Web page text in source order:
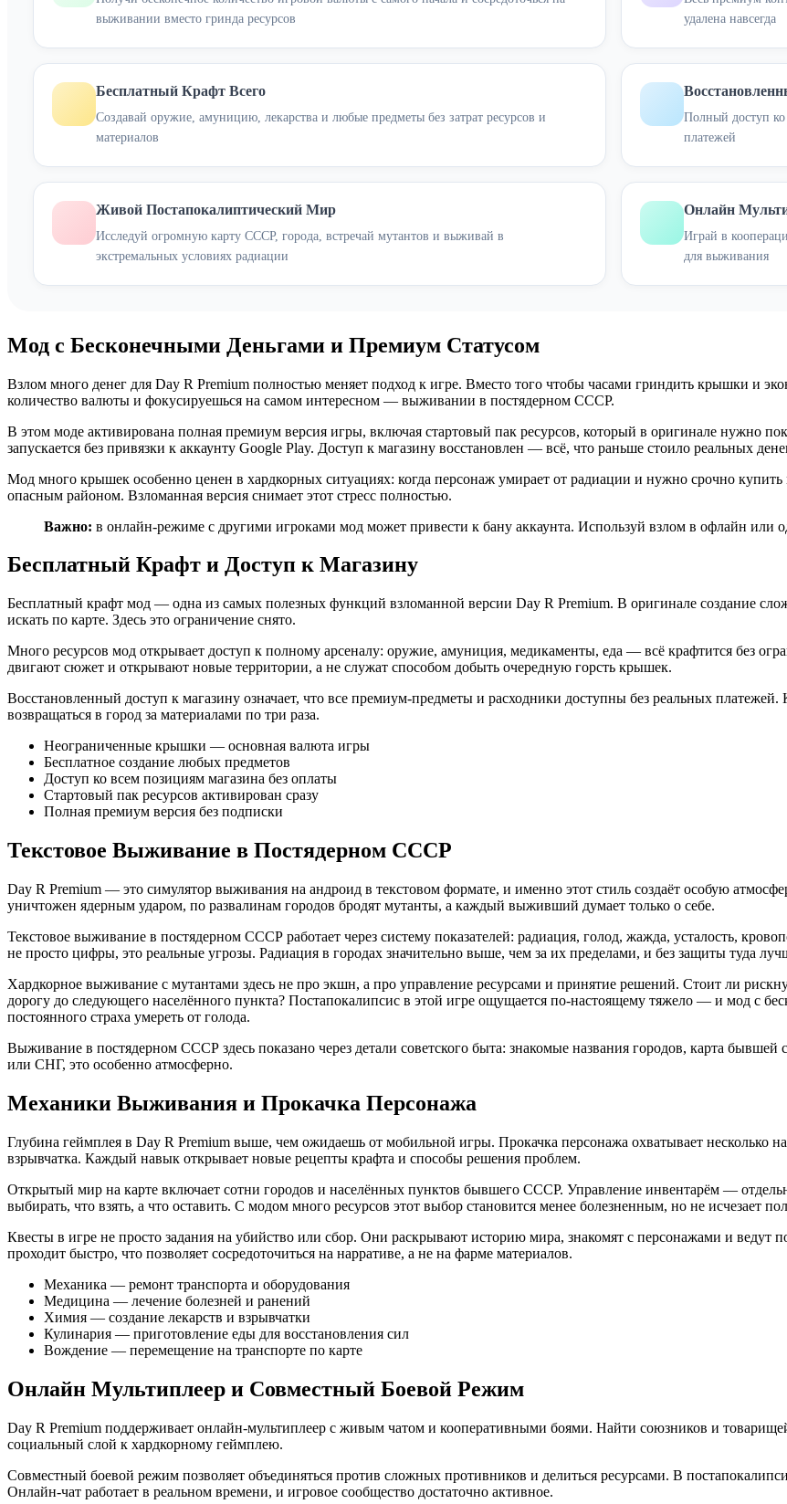
выживании вместо гринда ресурсов
удалена навсегда
Бесплатный Крафт Всего
Создавай оружие, амуницию, лекарства и любые предметы без затрат ресурсов и
материалов
Полный доступ ко
платежей
Живой Постапокалиптический Мир
Исследуй огромную карту СССР, города, встречай мутантов и выживай в
экстремальных условиях радиации
Онлайн
Играй в
для выживания
Мод с Бесконечными Деньгами и Премиум Статусом
Взлом много денег для Day R Premium полностью меняет подход к игре. Вместо того чтобы часами гриндить крышки и
количество валюты и фокусируешься на самом интересном — выживании в постядерном СССР.
В этом моде активирована полная премиум версия игры, включая стартовый пак ресурсов, который в оригинале нужно
запускается без привязки к аккаунту Google Play. Доступ к магазину восстановлен — всё, что раньше стоило реальных
Мод много крышек особенно ценен в хардкорных ситуациях: когда персонаж умирает от радиации и нужно срочно купить
опасным районом. Взломанная версия снимает этот стресс полностью.
Важно: в онлайн-режиме с другими игроками мод может привести к бану аккаунта. Используй взлом в офлайн или
Бесплатный Крафт и Доступ к Магазину
Бесплатный крафт мод — одна из самых полезных функций взломанной версии Day R Premium. В оригинале создание
искать по карте. Здесь это ограничение снято.
Много ресурсов мод открывает доступ к полному арсеналу: оружие, амуниция, медикаменты, еда — всё крафтится без
двигают сюжет и открывают новые территории, а не служат способом добыть очередную горсть крышек.
Восстановленный доступ к магазину означает, что все премиум-предметы и расходники доступны без реальных
возвращаться в город за материалами по три раза.
Неограниченные крышки — основная валюта игры
Бесплатное создание любых предметов
Доступ ко всем позициям магазина без оплаты
Стартовый пак ресурсов активирован сразу
Полная премиум версия без подписки
Текстовое Выживание в Постядерном СССР
Day R Premium — это симулятор выживания на андроид в текстовом формате, и именно этот стиль создаёт особую
уничтожен ядерным ударом, по развалинам городов бродят мутанты, а каждый выживший думает только о себе.
Текстовое выживание в постядерном СССР работает через систему показателей: радиация, голод, жажда, усталость,
не просто цифры, это реальные угрозы. Радиация в городах значительно выше, чем за их пределами, и без защиты туда
Хардкорное выживание с мутантами здесь не про экшн, а про управление ресурсами и принятие решений. Стоит ли
дорогу до следующего населённого пункта? Постапокалипсис в этой игре ощущается по-настоящему тяжело — и мод с
постоянного страха умереть от голода.
Выживание в постядерном СССР здесь показано через детали советского быта: знакомые названия городов, карта
или СНГ, это особенно атмосферно.
Механики Выживания и Прокачка Персонажа
Глубина геймплея в Day R Premium выше, чем ожидаешь от мобильной игры. Прокачка персонажа охватывает несколько
взрывчатка. Каждый навык открывает новые рецепты крафта и способы решения проблем.
Открытый мир на карте включает сотни городов и населённых пунктов бывшего СССР. Управление инвентарём —
выбирать, что взять, а что оставить. С модом много ресурсов этот выбор становится менее болезненным, но не исчезает
Квесты в игре не просто задания на убийство или сбор. Они раскрывают историю мира, знакомят с персонажами и ведут
проходит быстро, что позволяет сосредоточиться на нарративе, а не на фарме материалов.
Механика — ремонт транспорта и оборудования
Медицина — лечение болезней и ранений
Химия — создание лекарств и взрывчатки
Кулинария — приготовление еды для восстановления сил
Вождение — перемещение на транспорте по карте
Онлайн Мультиплеер и Совместный Боевой Режим
Day R Premium поддерживает онлайн-мультиплеер с живым чатом и кооперативными боями. Найти союзников и
социальный слой к хардкорному геймплею.
Совместный боевой режим позволяет объединяться против сложных противников и делиться ресурсами. В
Онлайн-чат работает в реальном времени, и игровое сообщество достаточно активное.